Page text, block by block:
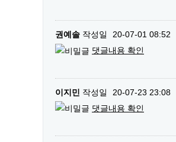
권예솔 작성일
20-07-01 08:52
댓글내용 확인
이지민 작성일
20-07-23 23:08
댓글내용 확인